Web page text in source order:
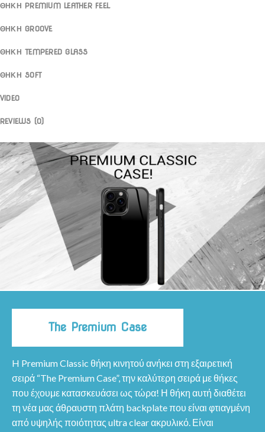
ΘΗΚΗ PREMIUM LEATHER FEEL
ΘΗΚΗ GROOVE
ΘΗΚΗ TEMPERED GLASS
ΘΗΚΗ SOFT
VIDEO
REVIEWS (0)
The Premium Case
H Premium Classic θήκη κινητού ανήκει στη εξαιρετική
σειρά “The Premium Case”, την καλύτερη σειρά με θήκες
που έχουμε κατασκευάσει ως τώρα! Η θήκη αυτή διαθέτει
τη νέα μας άθραυστη πλάτη backplate που είναι φτιαγμένη
από υψηλής ποιότητας ultra clear ακρυλικό. Είναι